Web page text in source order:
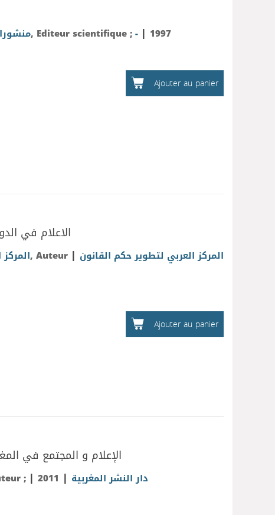
, Editeur scientifique ;- | 1997
Ajouter au panier
الاعلام في
, Auteur | المركز العربي لتطوير حكم القانون
Ajouter au panier
الإعلام و المجتمع في
; | دار النشر المغربية |
2011